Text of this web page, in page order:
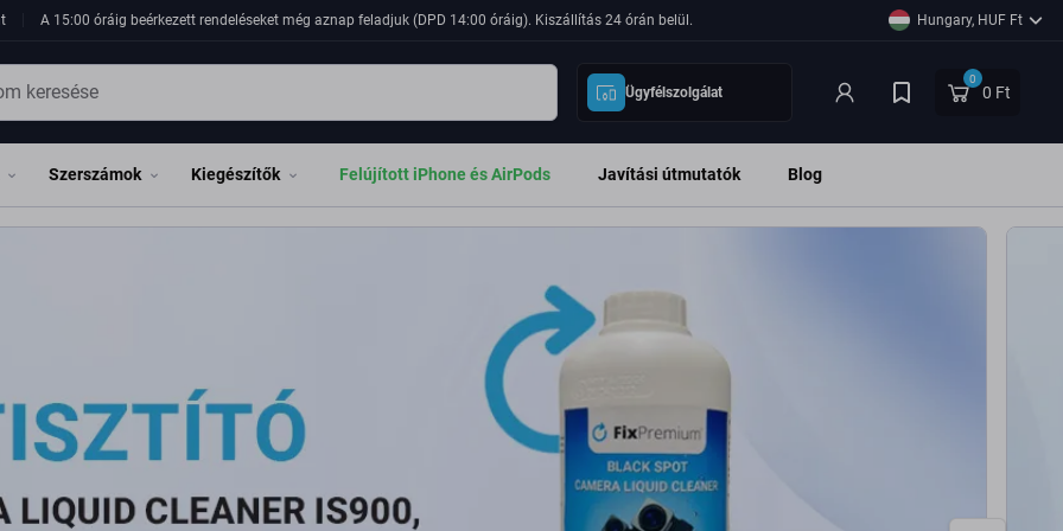
kapcsolatos alkatrészek, pótalkatrészek széles skáláját találja
A 15:00 óráig beérkezett rendeléseket még aznap feladjuk (DPD 14:00 óráig). Kiszállítás 24 órán belül. Hungary, HUF Ft
Ügyfélszolgálat
0
0 Ft
Szerszámok Kiegészítők Felújított iPhone és AirPods Javítási útmutatók Blog